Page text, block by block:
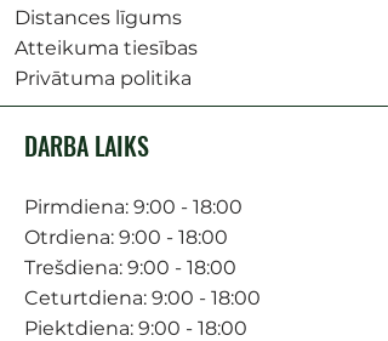
Distances līgums
Atteikuma tiesības
Privātuma politika
DARBA LAIKS
Pirmdiena: 9:00 - 18:00
Otrdiena: 9:00 - 18:00
Trešdiena: 9:00 - 18:00
Ceturtdiena: 9:00 - 18:00
Piektdiena: 9:00 - 18:00